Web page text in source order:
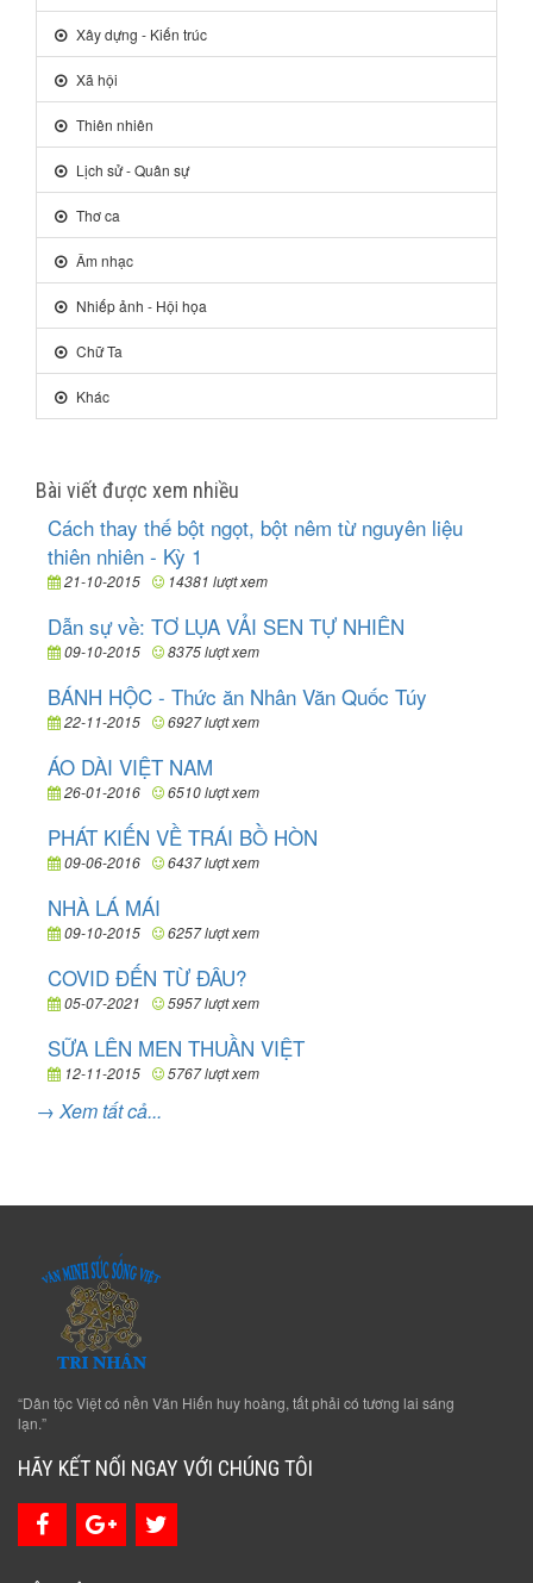
Xây dựng - Kiến trúc
Xã hội
Thiên nhiên
Lịch sử - Quân sự
Thơ ca
Âm nhạc
Nhiếp ảnh - Hội họa
Chữ Ta
Khác
Bài viết được xem nhiều
Cách thay thế bột ngọt, bột nêm từ nguyên liệu
thiên nhiên - Kỳ 1
21-10-2015 14381 lượt xem
Dẫn sự về: TƠ LỤA VẢI SEN TỰ NHIÊN
09-10-2015 8375 lượt xem
BÁNH HỘC - Thức ăn Nhân Văn Quốc Túy
22-11-2015 6927 lượt xem
ÁO DÀI VIỆT NAM
26-01-2016 6510 lượt xem
PHÁT KIẾN VỀ TRÁI BỒ HÒN
09-06-2016 6437 lượt xem
NHÀ LÁ MÁI
09-10-2015 6257 lượt xem
COVID ĐẾN TỪ ĐÂU?
05-07-2021 5957 lượt xem
SỮA LÊN MEN THUẦN VIỆT
12-11-2015 5767 lượt xem
→ Xem tất cả...
“Dân tộc Việt có nền Văn Hiến huy hoàng, tất phải có tương lai sáng
lạn.”
HÃY KẾT NỐI NGAY VỚI CHÚNG TÔI